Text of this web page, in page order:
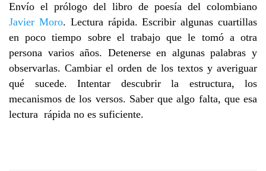
Envío el prólogo del libro de poesía del colombiano
Javier Moro. Lectura rápida. Escribir algunas cuartillas
en poco tiempo sobre el trabajo que le tomó a otra
persona varios años. Detenerse en algunas palabras y
observarlas. Cambiar el orden de los textos y averiguar
qué sucede. Intentar descubrir la estructura, los
mecanismos de los versos. Saber que algo falta, que esa
lectura rápida no es suficiente.